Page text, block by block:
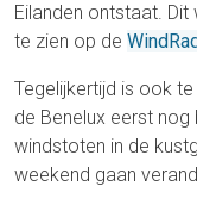
Eilanden ontstaat.
te zien op de
Tegelijkertijd is ook
de Benelux eerst
windstoten in de
weekend gaan